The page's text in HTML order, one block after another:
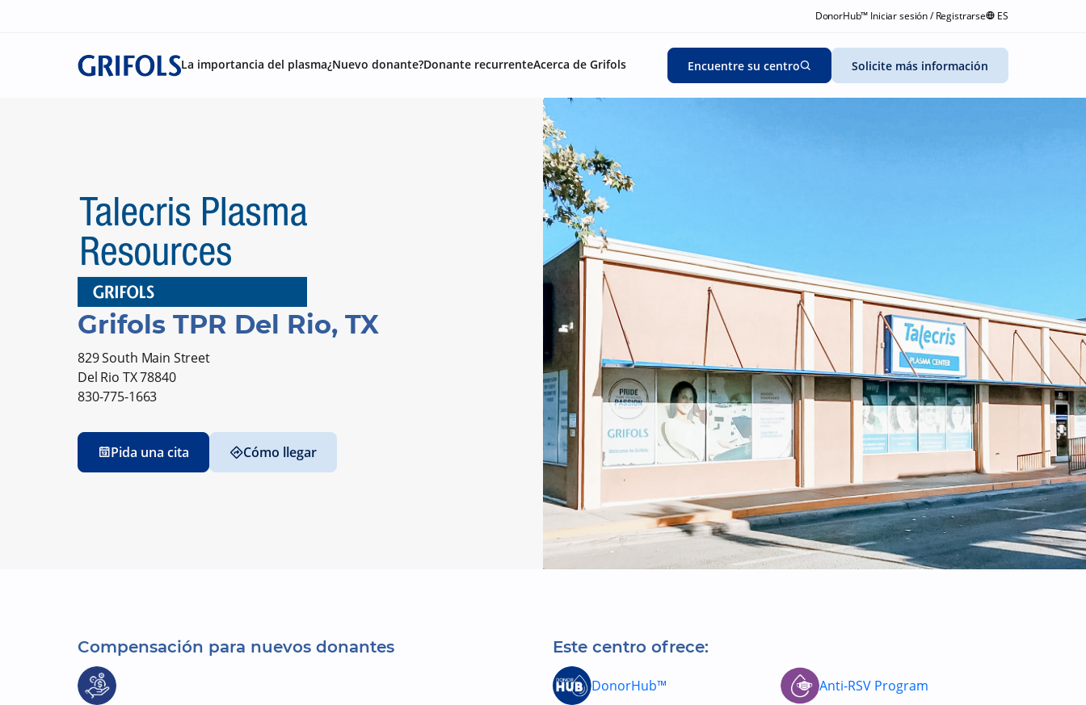
DonorHub™ Iniciar sesión / Registrarse ES
La importancia del plasma¿Nuevo donante?Donante recurrenteAcerca de Grifols Encuentre su centro Solicite más información
Grifols TPR Del Rio, TX
829 South Main Street
Del Rio TX 78840
830-775-1663
Pida una cita Cómo llegar
Compensación para nuevos donantes Este centro ofrece:
DonorHub™ Anti-RSV Program